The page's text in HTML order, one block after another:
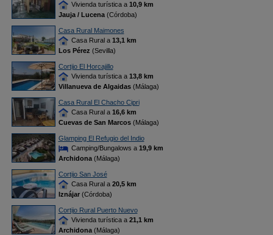
Vivienda turística a 10,9 km
Jauja / Lucena(Córdoba)
Casa Rural Maimones
Casa Rural a 13,1 km
Los Pérez (Sevilla)
Cortijo El Horcajillo
Vivienda turística a 13,8 km
Villanueva de Algaidas(Málaga)
Casa Rural El Chacho Cipri
Casa Rural a 16,6 km
Cuevas de San Marcos(Málaga)
Glamping El Refugio del Indio
Camping/Bungalows a 19,9 km
Archidona(Málaga)
Cortijo San José
Casa Rural a 20,5 km
Iznájar(Córdoba)
Cortijo Rural Puerto Nuevo
Vivienda turística a 21,1 km
Archidona(Málaga)